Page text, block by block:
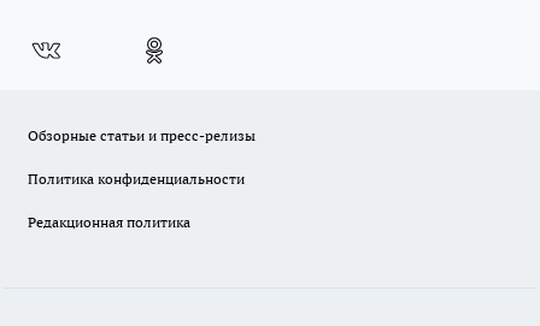
Обзорные статьи и пресс-релизы
Политика конфиденциальности
Редакционная политика